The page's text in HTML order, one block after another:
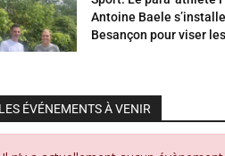
Antoine Baele
Besançon pour viser
LES ÉVÉNEMENTS À VENIR